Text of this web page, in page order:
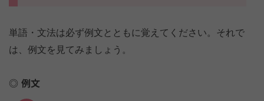
単語・文法は必ず例文とともに覚えてください。それで
は、例文を見てみましょう。
例文